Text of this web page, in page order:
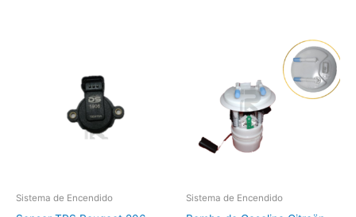
Sistema de Encendido Sistema de Encendido